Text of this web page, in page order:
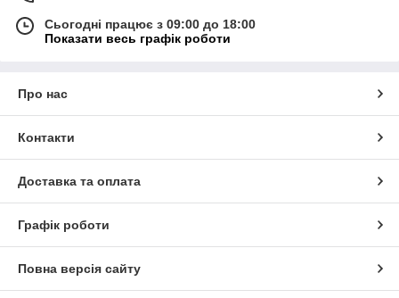
Сьогодні працює з 09:00 до 18:00
Показати весь графік роботи
Про нас
Контакти
Доставка та оплата
Графік роботи
Повна версія сайту